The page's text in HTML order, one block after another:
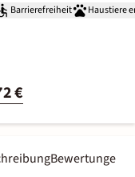
Barrierefreiheit Haustiere
€
Bewertungen